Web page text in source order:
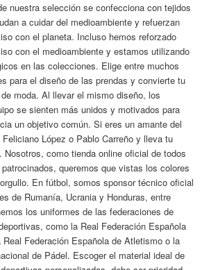
nuestra selección se confecciona con tejidos
a cuidar del medioambiente y refuerzan
con el planeta. Incluso hemos reforzado
con el medioambiente y estamos utilizando
en las colecciones. Elige entre muchos
para el diseño de las prendas y convierte tu
moda. Al llevar el mismo diseño, los
se sienten más unidos y motivados para
un objetivo común. Si eres un amante del
López o Pablo Carreño y lleva tu
Nosotros, como tienda online oficial de todos
queremos que vistas los colores
En fútbol, somos sponsor técnico oficial
de Rumanía, Ucrania y Honduras, entre
los uniformes de las federaciones de
como la Real Federación Española
Federación Española de Atletismo o la
de Pádel. Escoger el material ideal de